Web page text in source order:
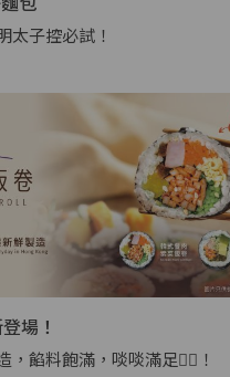
太子控必試！
場！
餡料飽滿，啖啖滿足👍🏻！